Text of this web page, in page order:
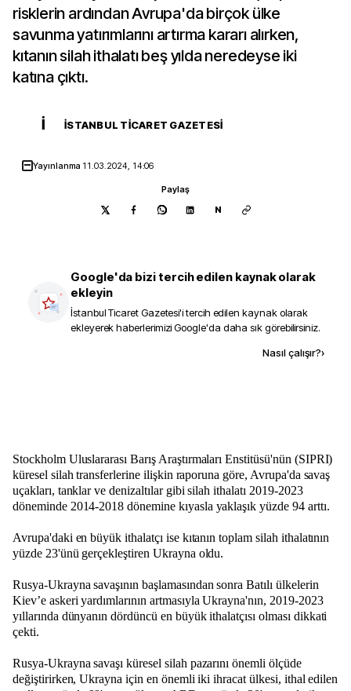
risklerin ardından Avrupa'da birçok ülke
savunma yatırımlarını artırma kararı alırken,
kıtanın silah ithalatı beş yılda neredeyse iki
katına çıktı.
İ İSTANBUL TICARET GAZETESI
Yayınlanma 11.03.2024, 14:06
Paylaş
N
Google'da bizi tercih edilen kaynak olarak
ekleyin
İstanbul Ticaret Gazetesi'i tercih edilen kaynak olarak
ekleyerek haberlerimizi Google'da daha sık görebilirsiniz.
Nasıl çalışır?›
Stockholm Uluslararası Barış Araştırmaları Enstitüsü'nün (SIPRI)
küresel silah transferlerine ilişkin raporuna göre, Avrupa'da savaş
uçakları, tanklar ve denizaltılar gibi silah ithalatı 2019-2023
döneminde 2014-2018 dönemine kıyasla yaklaşık yüzde 94 arttı.
Avrupa'daki en büyük ithalatçı ise kıtanın toplam silah ithalatının
yüzde 23'ünü gerçekleştiren Ukrayna oldu.
Rusya-Ukrayna savaşının başlamasından sonra Batılı ülkelerin
Kiev’e askeri yardımlarının artmasıyla Ukrayna'nın, 2019-2023
yıllarında dünyanın dördüncü en büyük ithalatçısı olması dikkati
çekti.
Rusya-Ukrayna savaşı küresel silah pazarını önemli ölçüde
değiştirirken, Ukrayna için en önemli iki ihracat ülkesi, ithal edilen